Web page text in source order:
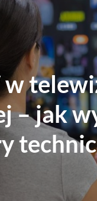
w
– jak